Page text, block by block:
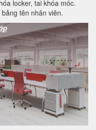
locker, tai khóa móc.
tên nhân viên.